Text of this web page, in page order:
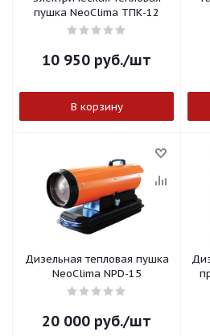
пушка NeoClima ТПК-12
10 950 руб./шт
В корзину
Дизельная тепловая пушка
NeoClima NPD-15
20 000 руб./шт